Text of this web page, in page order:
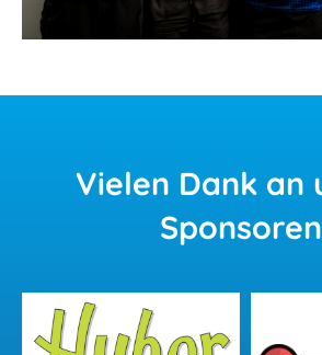
Vielen Dank an